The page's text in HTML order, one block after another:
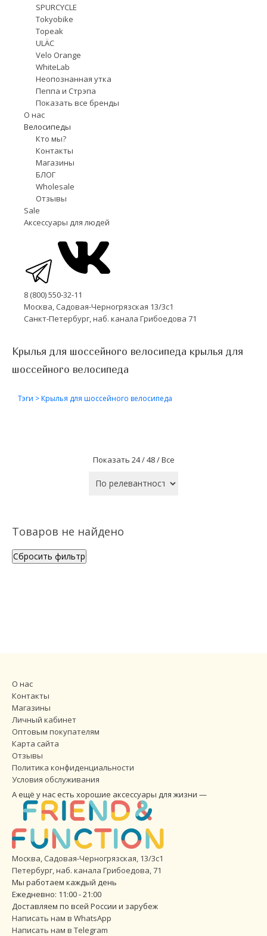
SPURCYCLE
Tokyobike
Topeak
ULÄC
Velo Orange
WhiteLab
Неопознанная утка
Пеппа и Стрэпа
Показать все бренды
О нас
Велосипеды
Кто мы?
Контакты
Магазины
БЛОГ
Wholesale
Отзывы
Sale
Аксессуары для людей
8 (800) 550-32-11
Москва, Садовая-Черногрязская 13/3с1
Санкт-Петербург, наб. канала Грибоедова 71
Крылья для шоссейного велосипеда крылья для
шоссейного велосипеда
Тэги >Крылья для шоссейного велосипеда
Показать 24 /48 /Все
Товаров не найдено
Сбросить фильтр
О нас
Контакты
Магазины
Личный кабинет
Оптовым покупателям
Карта сайта
Отзывы
Политика конфиденциальности
Условия обслуживания
А ещё у нас есть хорошие аксессуары для жизни —
Москва, Садовая-Черногрязская, 13/3с1
Петербург,наб. канала Грибоедова, 71
Мы работаем каждый день
Ежедневно: 11:00 - 21:00
Доставляем по всей России и зарубеж
Написать нам в WhatsApp
Написать нам в Telegram